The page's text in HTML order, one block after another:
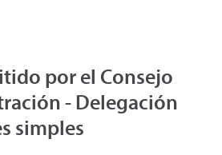
por el Consejo
- Delegación
simples